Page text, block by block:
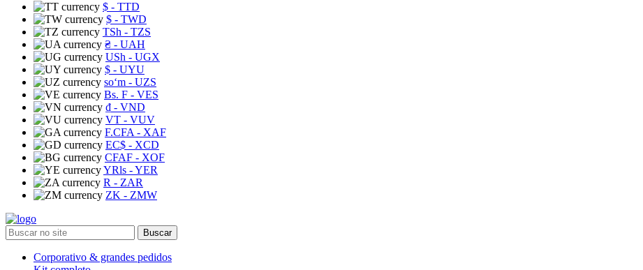
$ - TTD
$ - TWD
TSh - TZS
₴ - UAH
USh - UGX
$ - UYU
soʻm - UZS
Bs. F - VES
₫ - VND
VT - VUV
F.CFA - XAF
EC$ - XCD
CFAF - XOF
YRls - YER
R - ZAR
ZK - ZMW
Buscar
Corporativo & grandes pedidos